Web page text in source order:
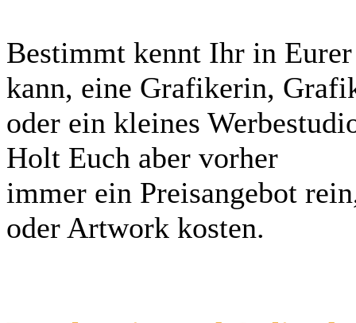
Bestimmt kennt Ihr in
kann, eine Grafikerin,
oder ein kleines
Holt Euch aber vorher
immer ein Preisangebot
oder Artwork kosten.